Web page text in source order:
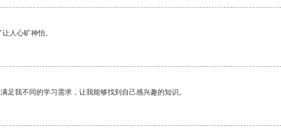
人心旷神怡。
足我不同的学习需求，让我能够找到自己感兴趣的知识。